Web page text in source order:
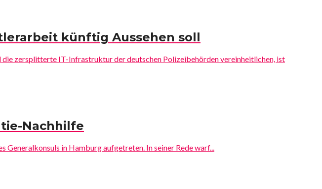
künftig Aussehen soll
zersplitterte IT-Infrastruktur der deutschen Polizeibehörden vereinheitlichen, ist
Nachhilfe
in Hamburg aufgetreten. In seiner Rede warf...